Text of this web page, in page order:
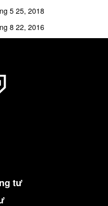
5 25, 2018
8 22, 2016
tư